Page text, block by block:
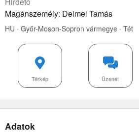
Magánszemély: Deimel Tamás
HU · Győr-Moson-Sopron vármegye · Tét
Üzenet
Térkép
Adatok